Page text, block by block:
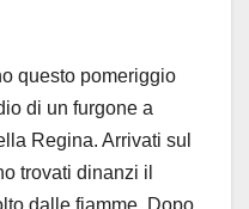
questo pomeriggio
di un furgone a
Regina. Arrivati sul
trovati dinanzi il
dalle fiamme. Dopo